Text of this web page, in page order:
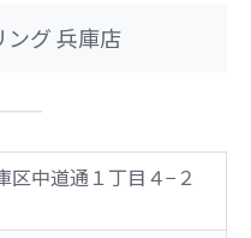
ング 兵庫店
区中道通１丁目４−２